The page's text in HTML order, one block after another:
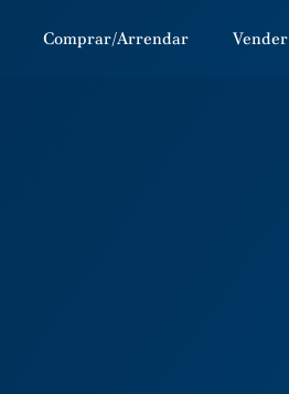
Comprar/Arrendar Vender